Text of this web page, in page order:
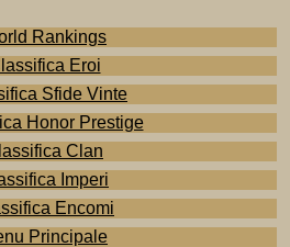
Rankings
Eroi
Sfide Vinte
Honor Prestige
Clan
Imperi
Encomi
Principale